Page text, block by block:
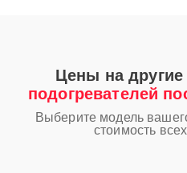
Цены на
подогревателей
Выберите модель
стоимость